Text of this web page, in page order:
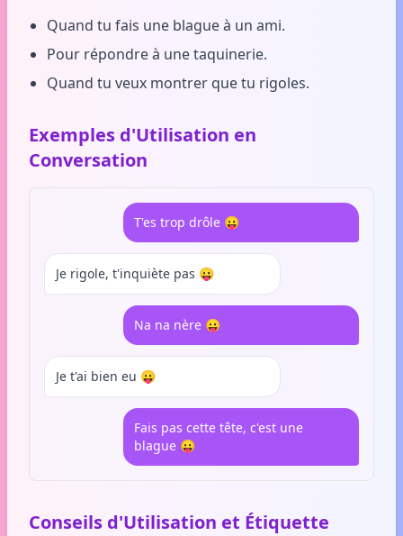
Quand tu fais une blague à un ami.
Pour répondre à une taquinerie.
Quand tu veux montrer que tu rigoles.
Exemples d'Utilisation en
Conversation
T'es trop drôle 😛
Je rigole, t'inquiète pas 😛
Na na nère 😛
Je t'ai bien eu 😛
Fais pas cette tête, c'est une
blague 😛
Conseils d'Utilisation et Étiquette